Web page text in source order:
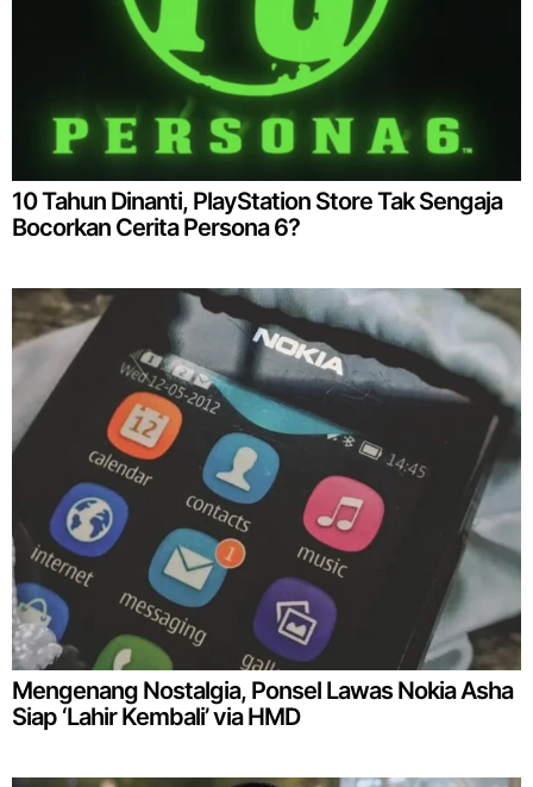
10 Tahun Dinanti, PlayStation Store Tak Sengaja
Bocorkan Cerita Persona 6?
Mengenang Nostalgia, Ponsel Lawas Nokia Asha
Siap ‘Lahir Kembali’ via HMD